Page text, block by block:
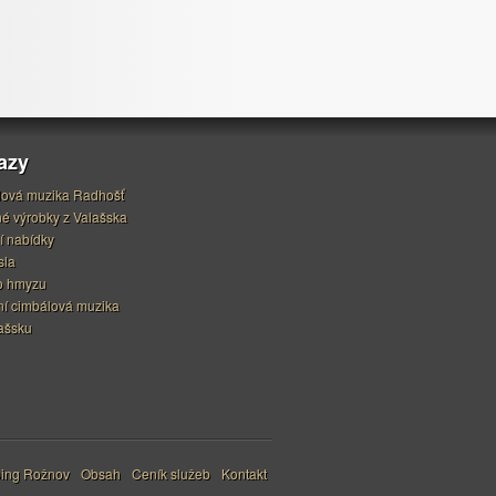
muzika Radhošť
výrobky z Valašska
nabídky
hmyzu
cimbálová muzika
Rožnov Obsah Ceník služeb Kontakt